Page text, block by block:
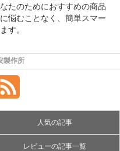
たのためにおすすめの商品
悩むことなく、簡単スマー
す。
製作所
人気の記事
レビューの記事一覧